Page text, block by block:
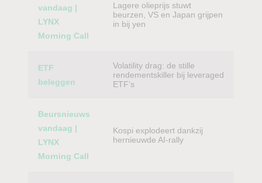
vandaag |
LYNX
Morning Call
Lagere olieprijs stuwt
beurzen, VS en Japan grijpen
in bij yen
ETF
beleggen
Volatility drag: de stille
rendementskiller bij leveraged
ETF’s
Beursnieuws
vandaag |
LYNX
Morning Call
Kospi explodeert dankzij
hernieuwde AI-rally